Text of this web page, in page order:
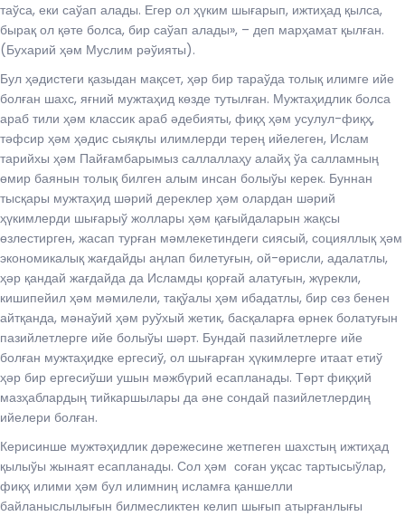
таўса, еки саўап алады. Егер ол ҳүким шығарып, ижтиҳад қылса,
бырақ ол қәте болса, бир саўап алады», – деп марҳамат қылған.
(Бухарий ҳәм Муслим рәўияты).
Бул ҳәдистеги қазыдан мақсет, ҳәр бир тараўда толық илимге ийе
болған шахс, яғний мужтаҳид көзде тутылған. Мужтаҳидлик болса
араб тили ҳәм классик араб әдебияты, фиқҳ ҳәм усулул-фиқҳ,
тәфсир ҳәм ҳәдис сыяқлы илимлерди терең ийелеген, Ислам
тарийхы ҳәм Пайғамбарымыз саллаллаҳу алайҳ ўа салламның
өмир баянын толық билген алым инсан болыўы керек. Буннан
тысқары мужтаҳид шәрий дереклер ҳәм олардан шәрий
ҳүкимлерди шығарыў жоллары ҳәм қағыйдаларын жақсы
ѳзлестирген, жасап турған мәмлекетиндеги сиясый, социяллық ҳәм
экономикалық жағдайды аңлап билетуғын, ой-өрисли, адалатлы,
ҳәр қандай жағдайда да Исламды қорғай алатуғын, жүрекли,
кишипейил ҳәм мәмилели, тақўалы ҳәм ибадатлы, бир сөз бенен
айтқанда, мәнаўий ҳәм руўхый жетик, басқаларға өрнек болатуғын
пазийлетлерге ийе болыўы шәрт. Бундай пазийлетлерге ийе
болған мужтаҳидке ергесиў, ол шығарған ҳүкимлерге итаат етиў
ҳәр бир ергесиўши ушын мәжбүрий есапланады. Төрт фиқҳий
мазҳаблардың тийкаршылары да әне сондай пазийлетлердиң
ийелери болған.
Керисинше мужтәҳидлик дәрежесине жетпеген шахстың ижтиҳад
қылыўы жынаят есапланады. Сол ҳәм соған уқсас тартысыўлар,
фиқҳ илими ҳәм бул илимниң исламға қаншелли
байланыслылығын билмесликтен келип шығып атырғанлығы